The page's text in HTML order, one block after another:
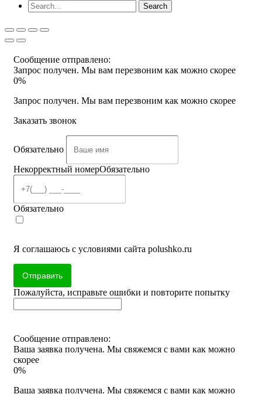
Сообщение отправлено:
Запрос получен. Мы вам перезвоним как можно скорее
0%
Запрос получен. Мы вам перезвоним как можно скорее
Заказать звонок
Обязательно
Некорректный номерОбязательно
Обязательно
Я соглашаюсь с условиями сайта polushko.ru
Отправить
Пожалуйста, исправьте ошибки и повторите попытку
Сообщение отправлено:
Ваша заявка получена. Мы свяжемся с вами как можно
скорее
0%
Ваша заявка получена. Мы свяжемся с вами как можно